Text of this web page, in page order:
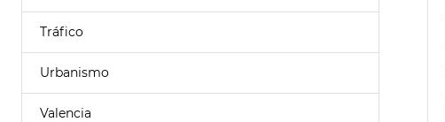
Tráfico
Urbanismo
Valencia